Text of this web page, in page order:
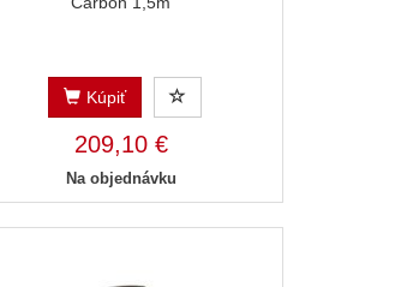
Kúpiť
209,10 €
Na objednávku